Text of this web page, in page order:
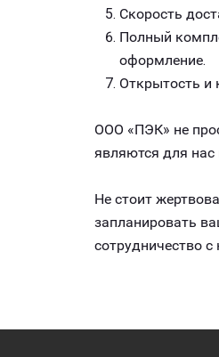
Скорость
Полный
оформление.
Открытость и
ООО «ПЭК» не
являются для
Не стоит
запланировать
сотрудничество